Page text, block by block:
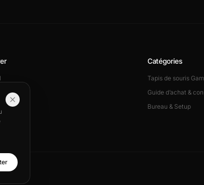
Catégories
Tapis de souris
Guide d’achat &
Bureau & Setup